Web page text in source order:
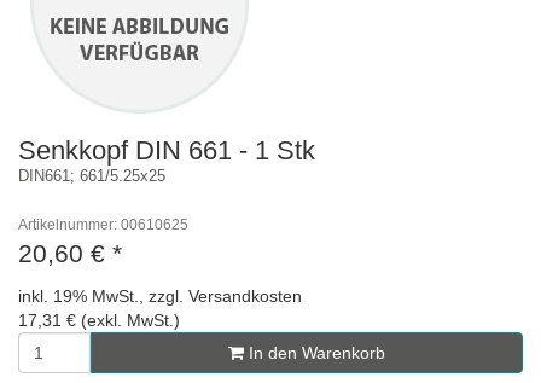
Senkkopf DIN 661 - 1 Stk
DIN661; 661/5.25x25
Artikelnummer: 00610625
20,60 € *
inkl. 19% MwSt., zzgl. Versandkosten
17,31 € (exkl. MwSt.)
In den Warenkorb